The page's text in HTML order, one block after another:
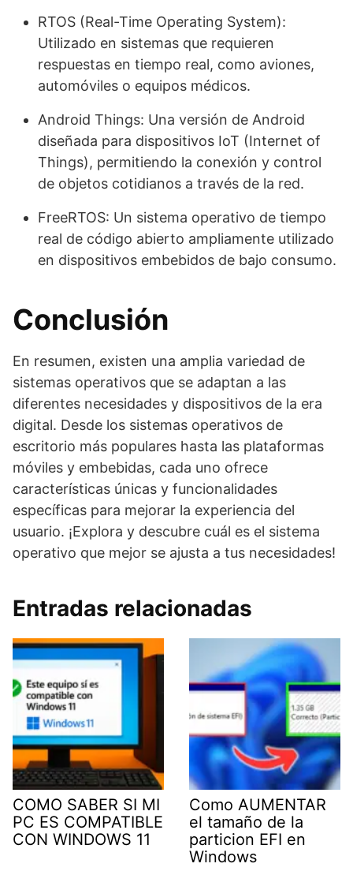
RTOS (Real-Time Operating System):
Utilizado en sistemas que requieren
respuestas en tiempo real, como aviones,
automóviles o equipos médicos.
Android Things: Una versión de Android
diseñada para dispositivos IoT (Internet of
Things), permitiendo la conexión y control
de objetos cotidianos a través de la red.
FreeRTOS: Un sistema operativo de tiempo
real de código abierto ampliamente utilizado
en dispositivos embebidos de bajo consumo.
Conclusión
En resumen, existen una amplia variedad de
sistemas operativos que se adaptan a las
diferentes necesidades y dispositivos de la era
digital. Desde los sistemas operativos de
escritorio más populares hasta las plataformas
móviles y embebidas, cada uno ofrece
características únicas y funcionalidades
específicas para mejorar la experiencia del
usuario. ¡Explora y descubre cuál es el sistema
operativo que mejor se ajusta a tus necesidades!
Entradas relacionadas
COMO SABER SI MI
PC ES COMPATIBLE
CON WINDOWS 11
Como AUMENTAR
el tamaño de la
particion EFI en
Windows